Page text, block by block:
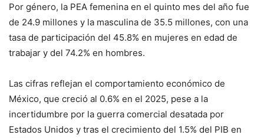
Por género, la PEA femenina en el quinto mes del año fue
de 24.9 millones y la masculina de 35.5 millones, con una
tasa de participación del 45.8% en mujeres en edad de
trabajar y del 74.2% en hombres.
Las cifras reflejan el comportamiento económico de
México, que creció al 0.6% en el 2025, pese a la
incertidumbre por la guerra comercial desatada por
Estados Unidos y tras el crecimiento del 1.5% del PIB en